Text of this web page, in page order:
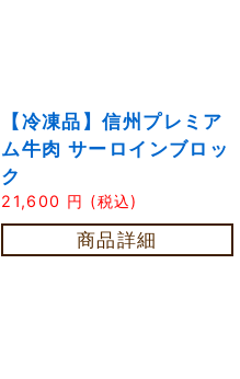
【冷凍品】信州プレミア
ム牛肉 サーロインブロッ
ク
21,600 円 (税込)
商品詳細